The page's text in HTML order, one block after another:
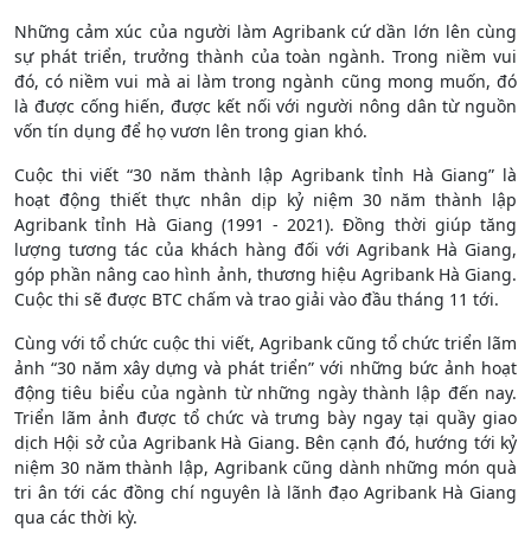
Những cảm xúc của người làm Agribank cứ dần lớn lên cùng
sự phát triển, trưởng thành của toàn ngành. Trong niềm vui
đó, có niềm vui mà ai làm trong ngành cũng mong muốn, đó
là được cống hiến, được kết nối với người nông dân từ nguồn
vốn tín dụng để họ vươn lên trong gian khó.
Cuộc thi viết “30 năm thành lập Agribank tỉnh Hà Giang” là
hoạt động thiết thực nhân dịp kỷ niệm 30 năm thành lập
Agribank tỉnh Hà Giang (1991 - 2021). Đồng thời giúp tăng
lượng tương tác của khách hàng đối với Agribank Hà Giang,
góp phần nâng cao hình ảnh, thương hiệu Agribank Hà Giang.
Cuộc thi sẽ được BTC chấm và trao giải vào đầu tháng 11 tới.
Cùng với tổ chức cuộc thi viết, Agribank cũng tổ chức triển lãm
ảnh “30 năm xây dựng và phát triển” với những bức ảnh hoạt
động tiêu biểu của ngành từ những ngày thành lập đến nay.
Triển lãm ảnh được tổ chức và trưng bày ngay tại quầy giao
dịch Hội sở của Agribank Hà Giang. Bên cạnh đó, hướng tới kỷ
niệm 30 năm thành lập, Agribank cũng dành những món quà
tri ân tới các đồng chí nguyên là lãnh đạo Agribank Hà Giang
qua các thời kỳ.